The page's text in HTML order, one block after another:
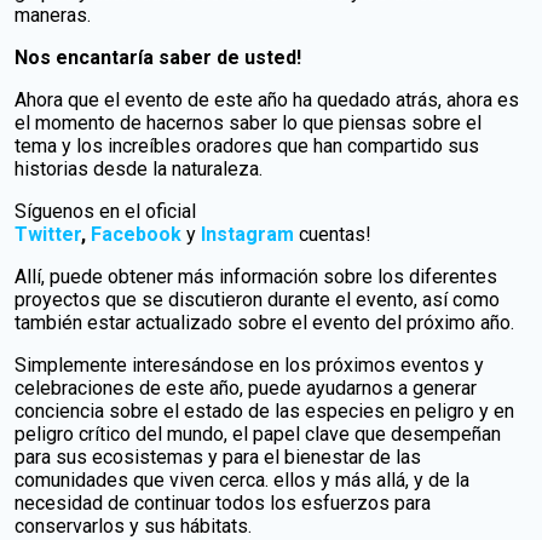
maneras.
Nos encantaría saber de usted!
Ahora que el evento de este año ha quedado atrás, ahora es
el momento de hacernos saber lo que piensas sobre el
tema y los increíbles oradores que han compartido sus
historias desde la naturaleza.
Síguenos en el oficial
Twitter, Facebook y Instagram cuentas!
Allí, puede obtener más información sobre los diferentes
proyectos que se discutieron durante el evento, así como
también estar actualizado sobre el evento del próximo año.
Simplemente interesándose en los próximos eventos y
celebraciones de este año, puede ayudarnos a generar
conciencia sobre el estado de las especies en peligro y en
peligro crítico del mundo, el papel clave que desempeñan
para sus ecosistemas y para el bienestar de las
comunidades que viven cerca. ellos y más allá, y de la
necesidad de continuar todos los esfuerzos para
conservarlos y sus hábitats.